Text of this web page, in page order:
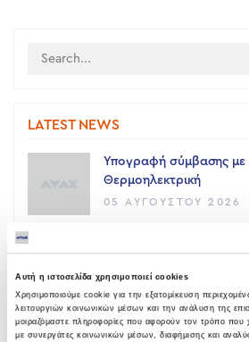
Αυτή η ιστοσελίδα χρησιμοποιεί cookies
Χρησιμοποιούμε cookie για την εξατομίκευση
λειτουργιών κοινωνικών μέσων και την ανάλυση της
μοιραζόμαστε πληροφορίες που αφορούν τον τρόπο που
με συνεργάτες κοινωνικών μέσων, διαφήμισης και
LATEST NEWS
Υπογραφή σύμβασης με
Θερμοηλεκτρική
05 ΑΥΓΟΎΣΤΟΥ 2026
Όμιλος AVAX: Ανάληψη
σταθμού παραγωγής
800 ΜW στη Λάρισα
05 ΑΥΓΟΎΣΤΟΥ 2026